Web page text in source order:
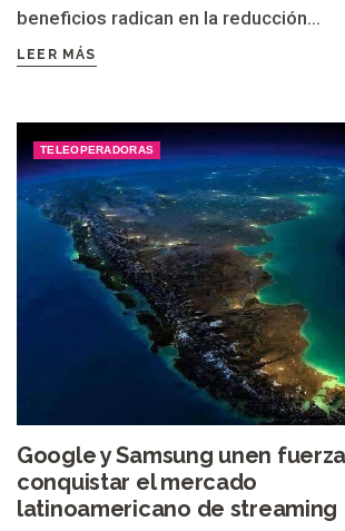
beneficios radican en la reducción...
LEER MÁS
TELEOPERADORAS
Google y Samsung unen
conquistar el mercado
latinoamericano de streaming